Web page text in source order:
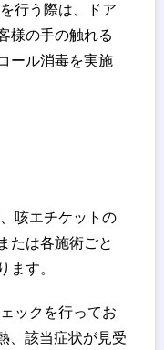
行う際は、ドア
様の手の触れる
ール消毒を実施
咳エチケットの
たは各施術ごと
ます。
ックを行ってお
、該当症状が見受